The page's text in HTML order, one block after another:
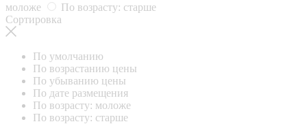
моложе
По возрасту: старше
Сортировка
По умолчанию
По возрастанию цены
По убыванию цены
По дате размещения
По возрасту: моложе
По возрасту: старше